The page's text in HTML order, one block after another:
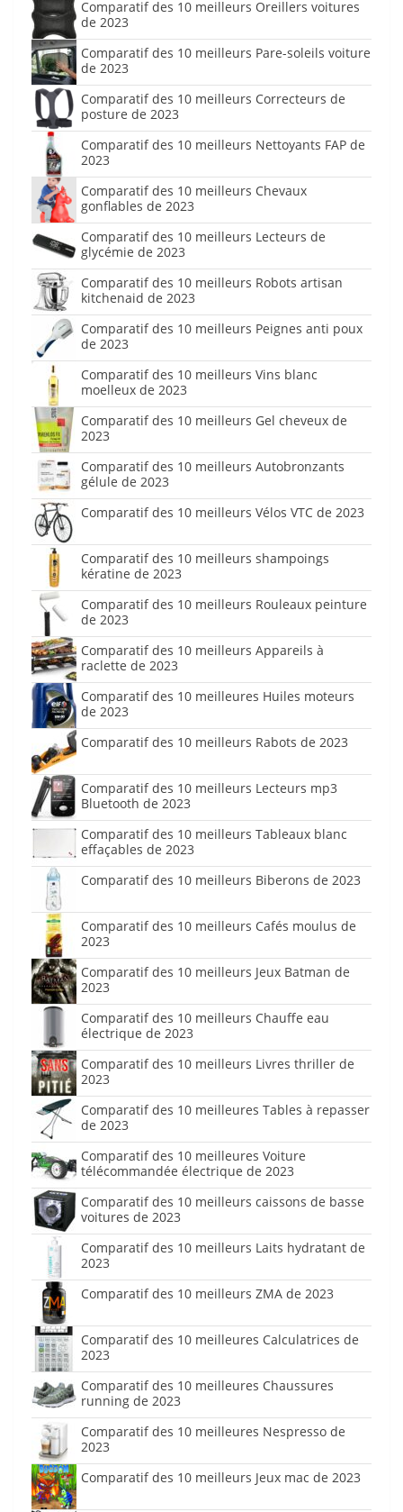
Comparatif des 10 meilleurs Oreillers voitures
de 2023
Comparatif des 10 meilleurs Pare-soleils voiture
de 2023
Comparatif des 10 meilleurs Correcteurs de
posture de 2023
Comparatif des 10 meilleurs Nettoyants FAP de
2023
Comparatif des 10 meilleurs Chevaux
gonflables de 2023
Comparatif des 10 meilleurs Lecteurs de
glycémie de 2023
Comparatif des 10 meilleurs Robots artisan
kitchenaid de 2023
Comparatif des 10 meilleurs Peignes anti poux
de 2023
Comparatif des 10 meilleurs Vins blanc
moelleux de 2023
Comparatif des 10 meilleurs Gel cheveux de
2023
Comparatif des 10 meilleurs Autobronzants
gélule de 2023
Comparatif des 10 meilleurs Vélos VTC de 2023
Comparatif des 10 meilleurs shampoings
kératine de 2023
Comparatif des 10 meilleurs Rouleaux peinture
de 2023
Comparatif des 10 meilleurs Appareils à
raclette de 2023
Comparatif des 10 meilleures Huiles moteurs
de 2023
Comparatif des 10 meilleurs Rabots de 2023
Comparatif des 10 meilleurs Lecteurs mp3
Bluetooth de 2023
Comparatif des 10 meilleurs Tableaux blanc
effaçables de 2023
Comparatif des 10 meilleurs Biberons de 2023
Comparatif des 10 meilleurs Cafés moulus de
2023
Comparatif des 10 meilleurs Jeux Batman de
2023
Comparatif des 10 meilleurs Chauffe eau
électrique de 2023
Comparatif des 10 meilleurs Livres thriller de
2023
Comparatif des 10 meilleures Tables à repasser
de 2023
Comparatif des 10 meilleures Voiture
télécommandée électrique de 2023
Comparatif des 10 meilleurs caissons de basse
voitures de 2023
Comparatif des 10 meilleurs Laits hydratant de
2023
Comparatif des 10 meilleurs ZMA de 2023
Comparatif des 10 meilleures Calculatrices de
2023
Comparatif des 10 meilleures Chaussures
running de 2023
Comparatif des 10 meilleures Nespresso de
2023
Comparatif des 10 meilleurs Jeux mac de 2023